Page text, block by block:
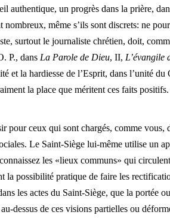
authentique, un progrès dans la prière,
même s’ils sont discrets: ne
surtout le journaliste chrétien, doit,
P., dans La Parole de Dieu, II, L’évangile
et la hardiesse de l’Esprit, dans l’unité
la place que méritent ces faits
ceux qui sont chargés, comme vous,
Le Saint-Siège lui-même utilise un
les «lieux communs» qui
possibilité pratique de faire les
les actes du Saint-Siège, que la portée
dessus de ces visions partielles ou